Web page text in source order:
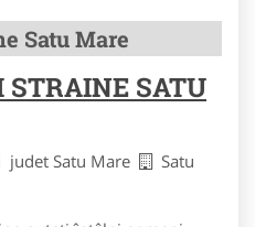
Satu Mare
SATU
judet Satu Mare
Satu